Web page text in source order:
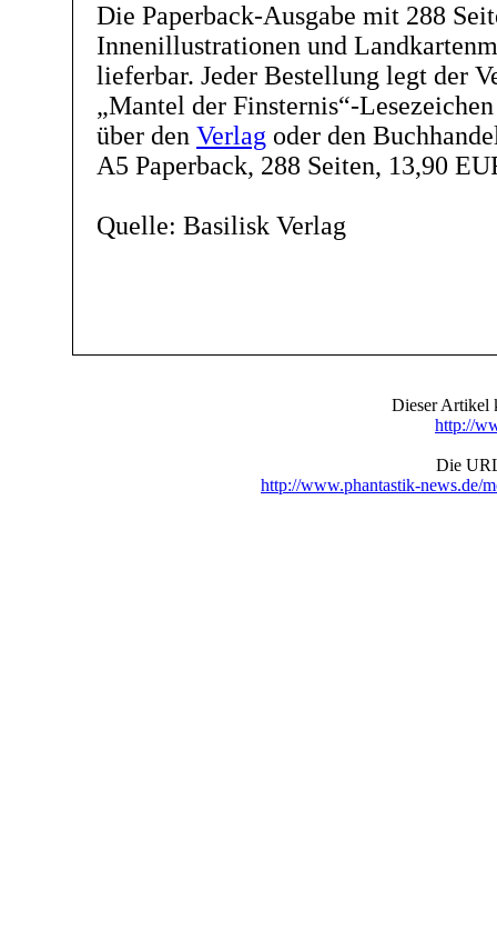
Die Paperback-Ausgabe mit 288
Innenillustrationen und
lieferbar. Jeder Bestellung legt der
„Mantel der Finsternis“-
über den Verlag oder den
A5 Paperback, 288 Seiten, 13,90
Quelle: Basilisk Verlag
Dieser Artikel
http://
Die
http://www.phantastik-news.de/